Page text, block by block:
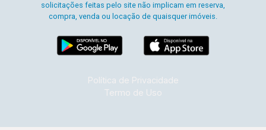
solicitações feitas pelo site não implicam em reserva,
compra, venda ou locação de quaisquer imóveis.
Política de Privacidade
Termo de Uso